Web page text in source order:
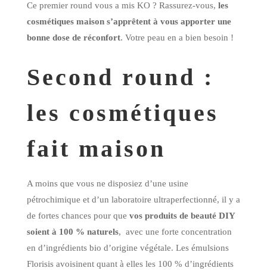
Ce premier round vous a mis KO ? Rassurez-vous, les
cosmétiques maison s’apprêtent à vous apporter une
bonne dose de réconfort. Votre peau en a bien besoin !
Second round :
les cosmétiques
fait maison
A moins que vous ne disposiez d’une usine
pétrochimique et d’un laboratoire ultraperfectionné, il y a
de fortes chances pour que vos produits de beauté DIY
soient à 100 % naturels, avec une forte concentration
en d’ingrédients bio d’origine végétale. Les émulsions
Florisis avoisinent quant à elles les 100 % d’ingrédients